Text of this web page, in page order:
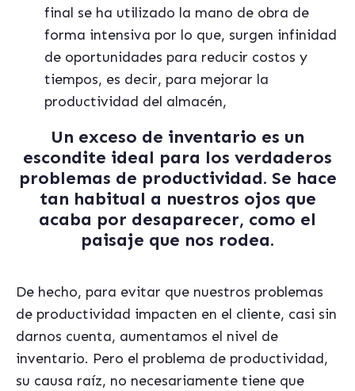
final se ha utilizado la mano de obra de
forma intensiva por lo que, surgen infinidad
de oportunidades para reducir costos y
tiempos, es decir, para mejorar la
productividad del almacén,
Un exceso de inventario es un
escondite ideal para los verdaderos
problemas de productividad. Se hace
tan habitual a nuestros ojos que
acaba por desaparecer, como el
paisaje que nos rodea.
De hecho, para evitar que nuestros problemas
de productividad impacten en el cliente, casi sin
darnos cuenta, aumentamos el nivel de
inventario. Pero el problema de productividad,
su causa raíz, no necesariamente tiene que